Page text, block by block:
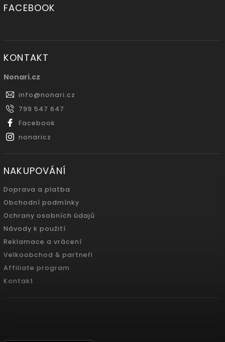
FACEBOOK
KONTAKT
Nonari.cz
info@nonari.cz
799 547 647
Facebook
nonaricz
NAKUPOVÁNÍ
Doprava a platba
Obchodní podmínky
Ochrany osobních údajů
Návody k použití
Reklamace a vrácení
Velkoobchod & partneři
Affiliate program
Kontakt